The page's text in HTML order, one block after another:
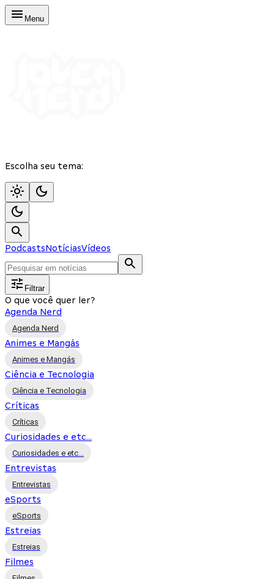
Menu
Escolha seu tema:
PodcastsNotíciasVídeos
Filtrar
O que você quer ler?
Agenda Nerd
Agenda Nerd
Animes e Mangás
Animes e Mangás
Ciência e Tecnologia
Ciência e Tecnologia
Críticas
Críticas
Curiosidades e etc...
Curiosidades e etc...
Entrevistas
Entrevistas
eSports
eSports
Estreias
Estreias
Filmes